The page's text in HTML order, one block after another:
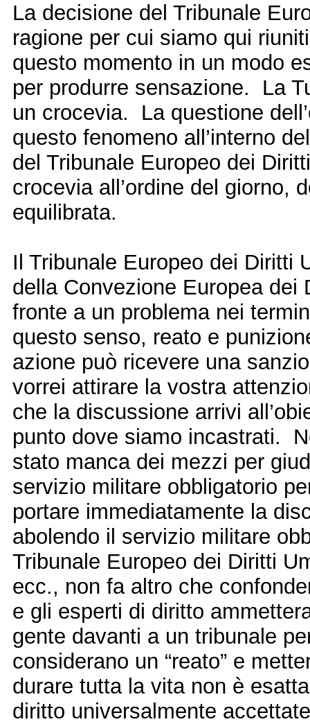
La decisione del Tribunale
ragione per cui siamo qui
questo momento in un modo
per produrre sensazione. La
un crocevia. La questione
questo fenomeno all’interno
del Tribunale Europeo dei
crocevia all’ordine del giorno,
equilibrata.
Il Tribunale Europeo dei Diritti
della Convezione Europea
fronte a un problema nei
questo senso, reato e
azione può ricevere una
vorrei attirare la vostra
che la discussione arrivi
punto dove siamo incastrati.
stato manca dei mezzi per
servizio militare obbligatorio
portare immediatamente la
abolendo il servizio militare
Tribunale Europeo dei Diritti
ecc., non fa altro che
e gli esperti di diritto
gente davanti a un tribunale
considerano un “reato” e
durare tutta la vita non è
diritto universalmente